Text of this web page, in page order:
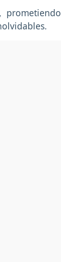
prometiendo